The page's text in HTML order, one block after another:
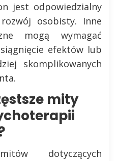
jest odpowiedzialny
osobisty. Inne
mogą wymagać
efektów lub
skomplikowanych
mity
dotyczących